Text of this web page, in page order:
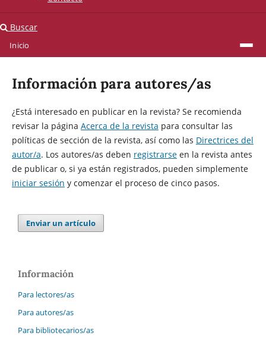
Inicio
Buscar
Inicio
Información para autores/as
¿Está interesado en publicar en la revista? Se recomienda
revisar la página Acerca de la revista para consultar las
políticas de sección de la revista, así como las Directrices del
autor/a. Los autores/as deben registrarseen la revista antes
de publicar o, si ya están registrados, pueden simplemente
iniciar sesión y comenzar el proceso de cinco pasos.
Enviar un artículo
Información
Para lectores/as
Para autores/as
Para bibliotecarios/as